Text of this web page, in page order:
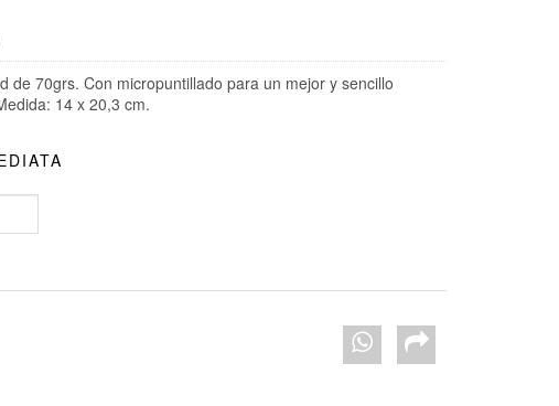
de 70grs. Con micropuntillado para un mejor y sencillo
14 x 20,3 cm.